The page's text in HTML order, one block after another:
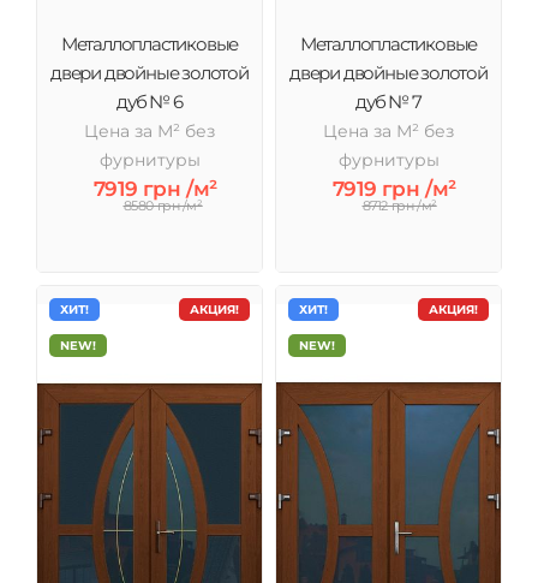
Металлопластиковые
двери двойные золотой
дуб № 6
Цена за М² без
фурнитуры
7919 грн /м²
8580 грн /м²
Металлопластиковые
двери двойные золотой
дуб № 7
Цена за М² без
фурнитуры
7919 грн /м²
8712 грн /м²
АКЦИЯ!
ХИТ!
NEW!
АКЦИЯ!
ХИТ!
NEW!